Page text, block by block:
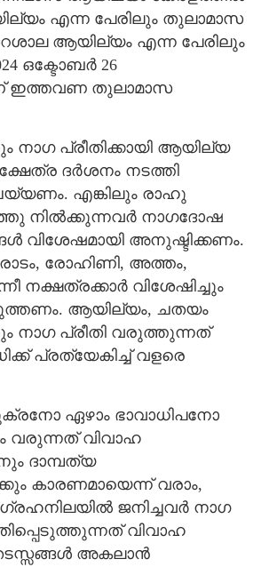
എന്ന പേരിലും തുലാമാസ
ആയില്യം എന്ന പേരിലും
ഒക്ടോബർ 26
ഇത്തവണ തുലാമാസ
നാഗ പ്രീതിക്കായി ആയില്യ
ദർശനം നടത്തി
എങ്കിലും രാഹു
നില്‍ക്കുന്നവര്‍ നാഗദോഷ
വിശേഷമായി അനുഷ്ടിക്കണം.
രോഹിണി, അത്തം,
നക്ഷത്രക്കാര്‍ വിശേഷിച്ചും
ആയില്യം, ചതയം
നാഗ പ്രീതി വരുത്തുന്നത്
പ്രത്യേകിച്ച് വളരെ
ഏഴാം ഭാവാധിപനോ
വരുന്നത് വിവാഹ
ദാമ്പത്യ
കാരണമായെന്ന് വരാം,
ജനിച്ചവര്‍ നാഗ
വിവാഹ
അകലാന്‍